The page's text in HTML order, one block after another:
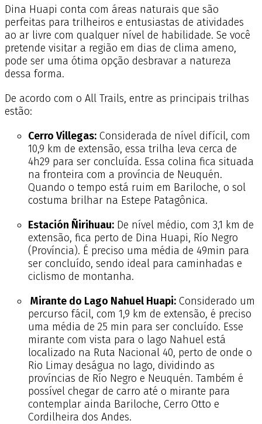
Dina Huapi conta com áreas naturais que são
perfeitas para trilheiros e entusiastas de atividades
ao ar livre com qualquer nível de habilidade. Se você
pretende visitar a região em dias de clima ameno,
pode ser uma ótima opção desbravar a natureza
dessa forma.
De acordo com o All Trails, entre as principais trilhas
estão:
Cerro Villegas: Considerada de nível difícil, com
10,9 km de extensão, essa trilha leva cerca de
4h29 para ser concluída. Essa colina fica situada
na fronteira com a província de Neuquén.
Quando o tempo está ruim em Bariloche, o sol
costuma brilhar na Estepe Patagônica.
Estación Ñirihuau: De nível médio, com 3,1 km de
extensão, fica perto de Dina Huapi, Río Negro
(Província). É preciso uma média de 49min para
ser concluído, sendo ideal para caminhadas e
ciclismo de montanha.
Mirante do Lago Nahuel Huapi: Considerado um
percurso fácil, com 1,9 km de extensão, é preciso
uma média de 25 min para ser concluído. Esse
mirante com vista para o lago Nahuel está
localizado na Ruta Nacional 40, perto de onde o
Rio Limay deságua no lago, dividindo as
províncias de Río Negro e Neuquén. Também é
possível chegar de carro até o mirante para
contemplar ainda Bariloche, Cerro Otto e
Cordilheira dos Andes.